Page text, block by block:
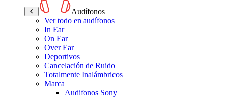
Audífonos
Ver todo en audífonos
In Ear
On Ear
Over Ear
Deportivos
Cancelación de Ruido
Totalmente Inalámbricos
Marca
Audifonos Sony